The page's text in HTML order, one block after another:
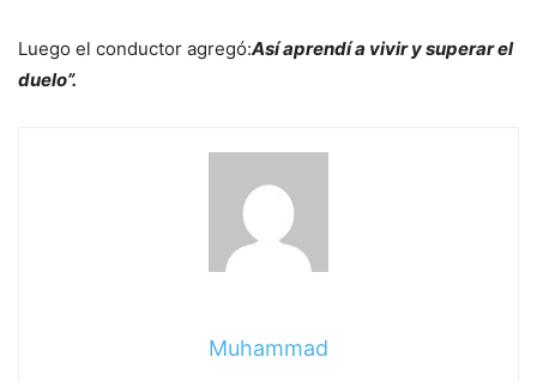
Luego el conductor agregó:Así aprendí a vivir y superar el
duelo”.
Muhammad